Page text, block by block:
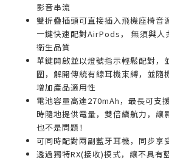
影音串流
雙折疊插頭可直接插入飛機座椅音
一鍵快速配對AirPods， 無須與人
衛生品質
單鍵開啟並以燈號指示輕鬆配對，
圍，解開傳統有線耳機束縛，並隨
增加產品適用性
電池容量高達270mAh，最長可支
時隨地提供電量，雙倍續航力，讓
也不是問題！
可同時配對兩副藍牙耳機，同步享
透過獨特RX(接收)模式，讓不具有